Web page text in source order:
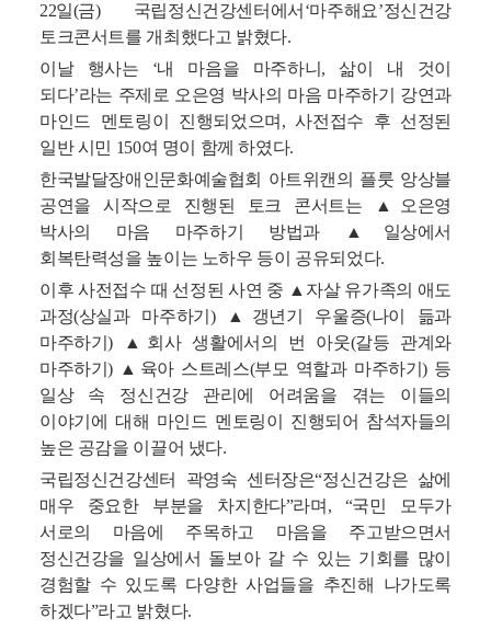
22일(금) 국립정신건강센터에서‘마주해요’정신건강
토크콘서트를 개최했다고 밝혔다.
이날 행사는 ‘내 마음을 마주하니, 삶이 내 것이
되다’라는 주제로 오은영 박사의 마음 마주하기 강연과
마인드 멘토링이 진행되었으며, 사전접수 후 선정된
일반 시민 150여 명이 함께 하였다.
한국발달장애인문화예술협회 아트위캔의 플룻 앙상블
공연을 시작으로 진행된 토크 콘서트는 ▲오은영
박사의 마음 마주하기 방법과 ▲일상에서
회복탄력성을 높이는 노하우 등이 공유되었다.
이후 사전접수 때 선정된 사연 중 ▲자살 유가족의 애도
과정(상실과 마주하기) ▲갱년기 우울증(나이 듦과
마주하기) ▲회사 생활에서의 번 아웃(갈등 관계와
마주하기) ▲육아 스트레스(부모 역할과 마주하기) 등
일상 속 정신건강 관리에 어려움을 겪는 이들의
이야기에 대해 마인드 멘토링이 진행되어 참석자들의
높은 공감을 이끌어 냈다.
국립정신건강센터 곽영숙 센터장은“정신건강은 삶에
매우 중요한 부분을 차지한다”라며, “국민 모두가
서로의 마음에 주목하고 마음을 주고받으면서
정신건강을 일상에서 돌보아 갈 수 있는 기회를 많이
경험할 수 있도록 다양한 사업들을 추진해 나가도록
하겠다”라고 밝혔다.